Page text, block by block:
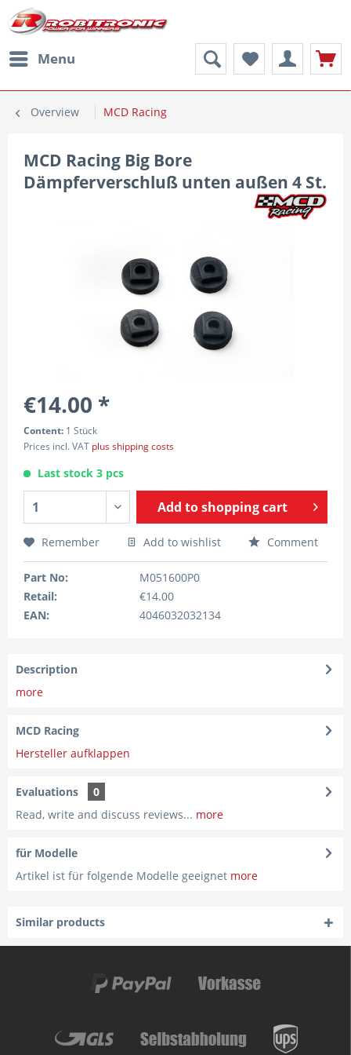
Menu
Overview MCD Racing
MCD Racing Big Bore
Dämpferverschluß unten außen 4 St.
€14.00 *
Content: 1 Stück
Prices incl. VAT plus shipping costs
Last stock 3 pcs
Add toshopping cart
Remember Add to wishlist Comment
Part No:
M051600P0
Retail:
€14.00
EAN:
4046032032134
Description
more
MCD Racing
Hersteller aufklappen
Evaluations
0
Read, write and discuss reviews... more
für Modelle
Artikel ist für folgende Modelle geeignet more
Similar products